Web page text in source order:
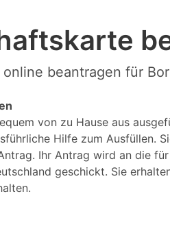
beantragen für
von zu Hause aus
Hilfe zum Ausfüllen.
Ihr Antrag wird an die für
geschickt. Sie